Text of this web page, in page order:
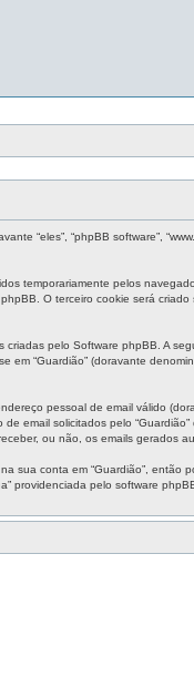
“eles”, “phpBB software”,
temporariamente pelos
O terceiro cookie será
pelo Software phpBB. A
“Guardião” (doravante
pessoal de email válido
email solicitados pelo
ou não, os emails gerados
sua conta em “Guardião”, então
providenciada pelo software